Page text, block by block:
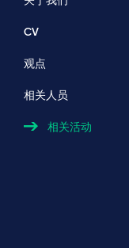
CV
观点
相关人员
相关活动